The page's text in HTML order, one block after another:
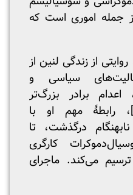
جمله اموری است که
از زندگی لنین از
سیاسی و
برادر بزرگ‌تر
، رابطۀ مهم او با
درگذشت، تا
کارگری
می‌کند. ماجرای